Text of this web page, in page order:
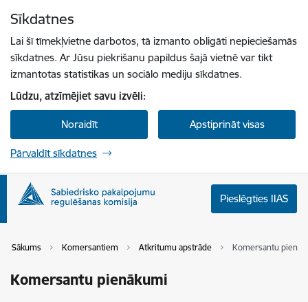
Sīkdatnes
Lai šī tīmekļvietne darbotos, tā izmanto obligāti nepieciešamās
sīkdatnes. Ar Jūsu piekrišanu papildus šajā vietnē var tikt
izmantotas statistikas un sociālo mediju sīkdatnes.
Lūdzu, atzīmējiet savu izvēli:
Noraidīt Apstiprināt visas
Pārvaldīt sīkdatnes
Pieslēgties IIAS
Sākums Komersantiem Atkritumu apstrāde Komersantu
Komersantu pienākumi